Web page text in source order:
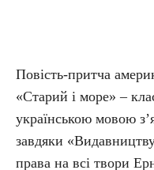
Повість-притча
«Старий і море» –
українською мовою
завдяки
права на всі твори